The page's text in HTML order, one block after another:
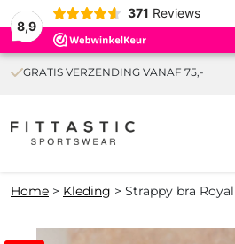
8,9
371 Reviews
GRATIS VERZENDING VANAF 75,-
Home > Kleding > Strappy bra